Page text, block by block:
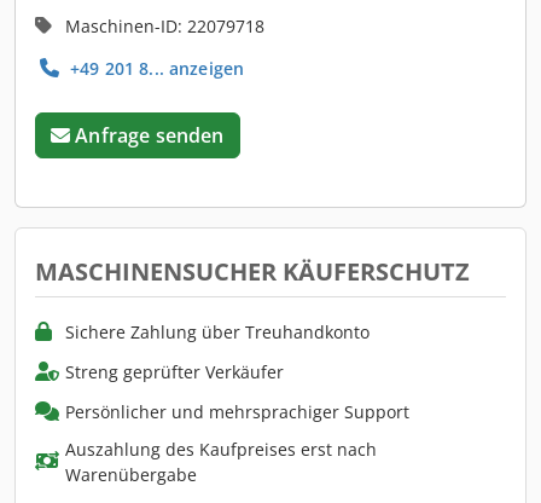
Maschinen-ID: 22079718
+49 201 8... anzeigen
Anfrage senden
MASCHINENSUCHER KÄUFERSCHUTZ
Sichere Zahlung über Treuhandkonto
Streng geprüfter Verkäufer
Persönlicher und mehrsprachiger Support
Auszahlung des Kaufpreises erst nach
Warenübergabe